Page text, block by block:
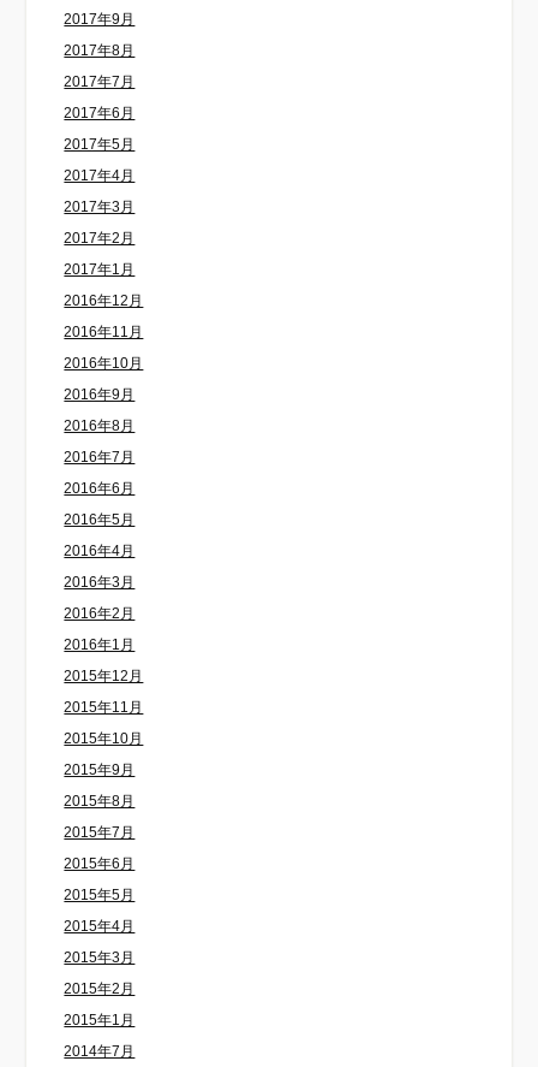
2017年9月
2017年8月
2017年7月
2017年6月
2017年5月
2017年4月
2017年3月
2017年2月
2017年1月
2016年12月
2016年11月
2016年10月
2016年9月
2016年8月
2016年7月
2016年6月
2016年5月
2016年4月
2016年3月
2016年2月
2016年1月
2015年12月
2015年11月
2015年10月
2015年9月
2015年8月
2015年7月
2015年6月
2015年5月
2015年4月
2015年3月
2015年2月
2015年1月
2014年7月